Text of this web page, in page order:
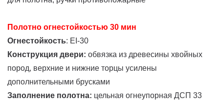
Полотно огнестойкостью 30 мин
Огнестойкость: EI-30
Конструкция двери: обвязка из древесины хвойных
пород, верхние и нижние торцы усилены
дополнительными брусками
Заполнение полотна: цельная огнеупорная ДСП 33